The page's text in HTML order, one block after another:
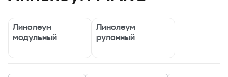
Линолеум
модульный
Линолеум
рулонный